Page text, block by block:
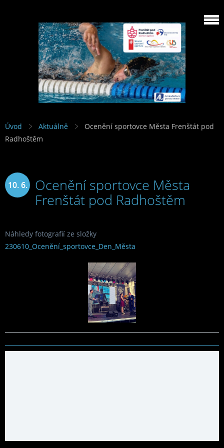
Úvod Aktuálně
Ocenění sportovce Města Frenštát pod
Radhoštěm
10. 6.
Ocenění sportovce Města
Frenštát pod Radhoštěm
Náhledy fotografií ze složky
230610_Ocenění_sportovce_Den_Města